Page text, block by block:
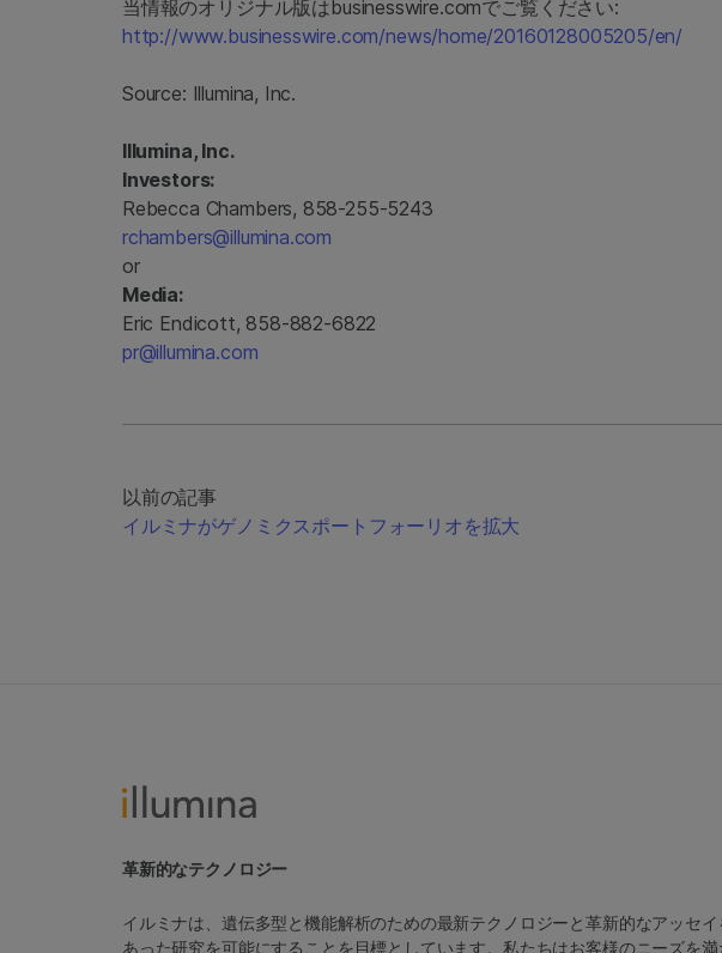
当情報のオリジナル版はbusinesswire.comでご覧ください:
http://www.businesswire.com/news/home/20160128005205/en/
Source: Illumina, Inc.
Illumina, Inc.
Investors:
Rebecca Chambers, 858-255-5243
rchambers@illumina.com
or
Media:
Eric Endicott, 858-882-6822
pr@illumina.com
以前の記事
イルミナがゲノミクスポートフォーリオを拡大
革新的なテクノロジー
イルミナは、遺伝多型と機能解析のための最新テクノロジーと革新的なアッセ
あった研究を可能にすることを目標としています。私たちはお客様のニーズを